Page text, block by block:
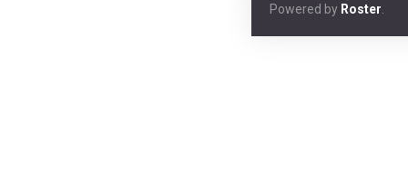
Powered by Roster